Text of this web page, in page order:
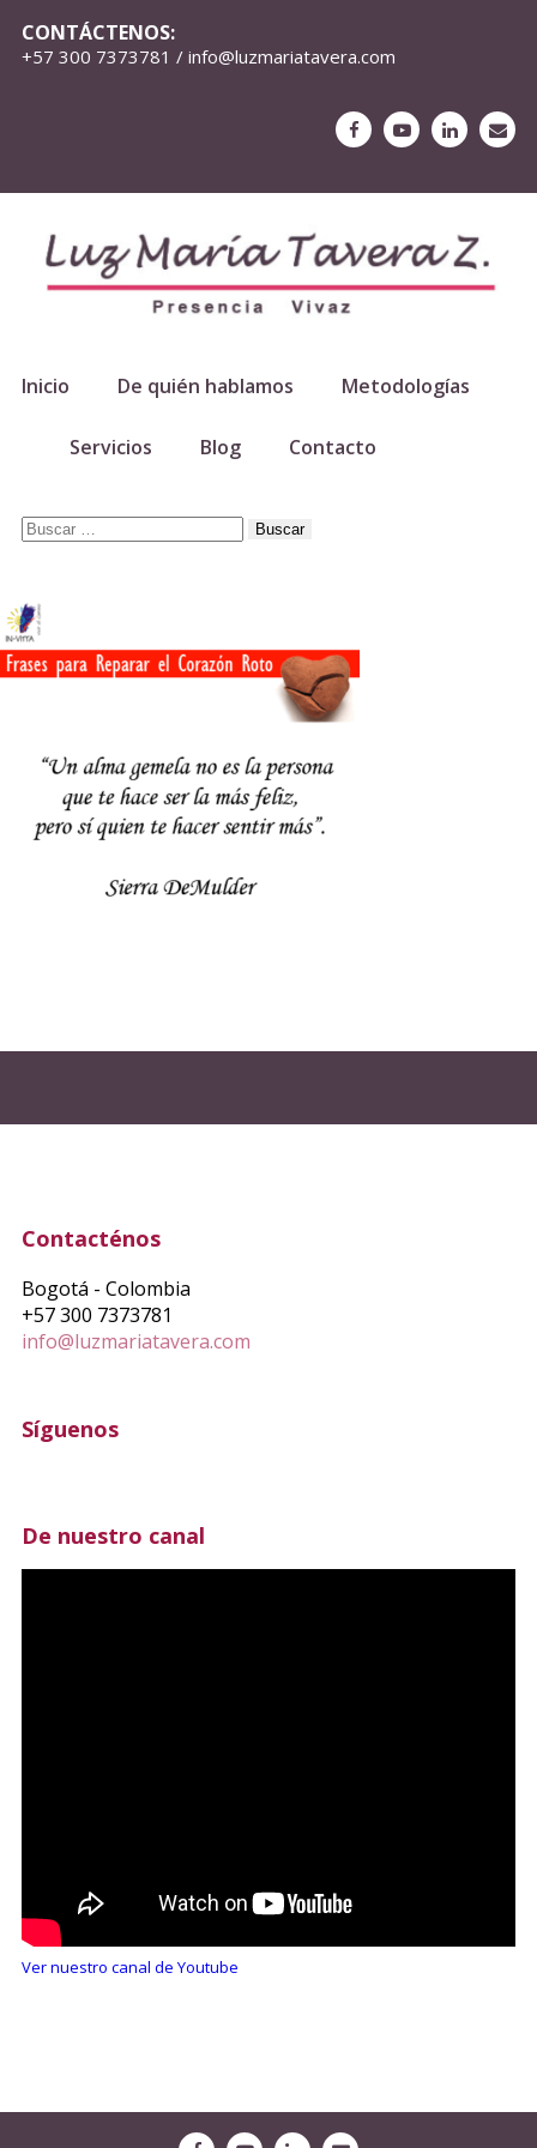
CONTÁCTENOS:
+57 300 7373781 / info@luzmariatavera.com
Inicio De quién hablamos Metodologías
Servicios Blog Contacto
Buscar:
Contacténos
Bogotá - Colombia
+57 300 7373781
info@luzmariatavera.com
Síguenos
De nuestro canal
Ver nuestro canal de Youtube